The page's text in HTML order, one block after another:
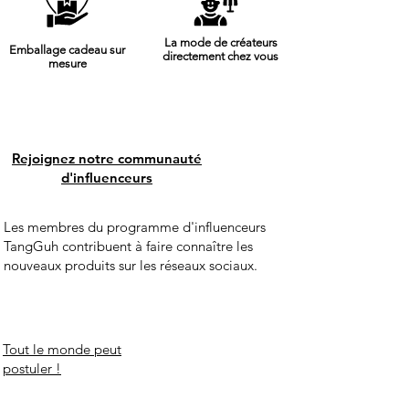
retour uniquement pour les
prix plein d'un montant égal ou
Emballage cadeau sur
mesure
La mode de créateurs
directement chez vous
Rejoignez notre communauté
d'influenceurs
Les membres du programme d'influenceurs
TangGuh contribuent à faire connaître les
nouveaux produits sur les réseaux sociaux.
Tout le monde peut
postuler !